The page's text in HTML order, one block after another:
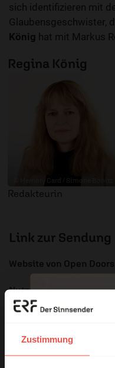
Zustimmung
sich identifizieren mit
Glaubensgeschwister,
König hat mit Markus
Regina König
© Memory Card / Simone Bonitz
Redakteurin
Link zur Sendung
Website von Open Doors
Nutzungsrechte